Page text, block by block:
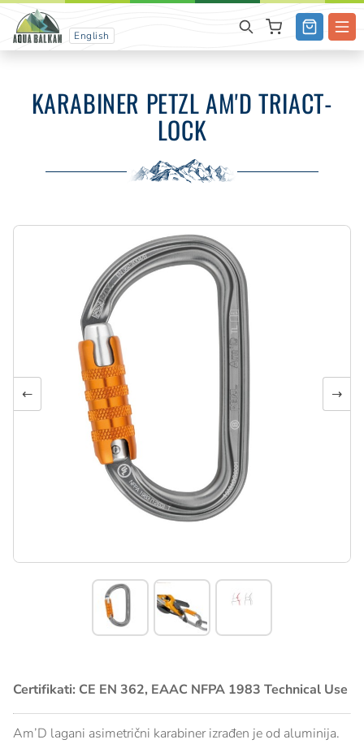
English
KARABINER PETZL AM'D TRIACT-
LOCK
← →
Certifikati: CE EN 362, EAAC NFPA 1983 Technical Use
Am’D lagani asimetrični karabiner izrađen je od aluminija.